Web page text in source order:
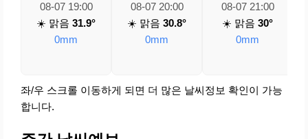
08-07 19:00
☀️ 맑음 31.9°
0mm
08-07 20:00
☀️ 맑음 30.8°
0mm
08-07 21:00
☀️ 맑음 30°
0mm
좌/우 스크롤 이동하게 되면 더 많은 날씨정보 확인이 가능
합니다.